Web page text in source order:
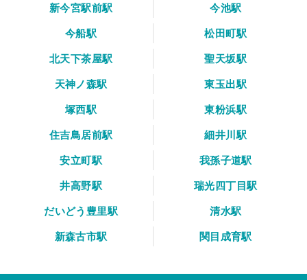
新今宮駅前駅
今池駅
今船駅
松田町駅
北天下茶屋駅
聖天坂駅
天神ノ森駅
東玉出駅
塚西駅
東粉浜駅
住吉鳥居前駅
細井川駅
安立町駅
我孫子道駅
井高野駅
瑞光四丁目駅
だいどう豊里駅
清水駅
新森古市駅
関目成育駅